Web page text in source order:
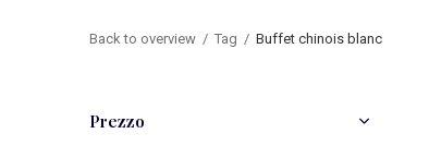
Back to overview Tag Buffet chinois blanc
Prezzo